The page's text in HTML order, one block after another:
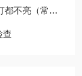
年修此故障）
查